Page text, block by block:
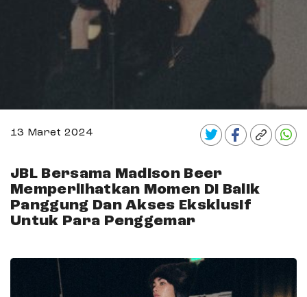
13 Maret 2024
JBL Bersama Madison Beer
Memperlihatkan Momen Di Balik
Panggung Dan Akses Eksklusif
Untuk Para Penggemar